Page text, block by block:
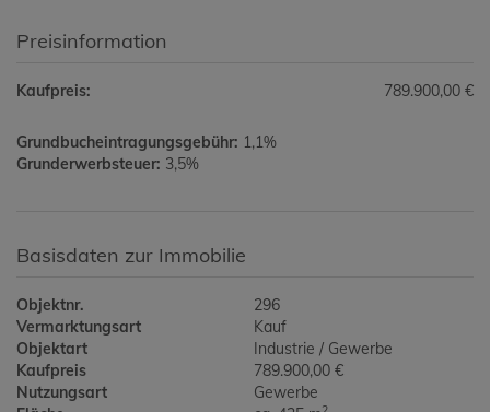
Preisinformation
Kaufpreis: 789.900,00 €
Grundbucheintragungsgebühr: 1,1%
Grunderwerbsteuer: 3,5%
Basisdaten zur Immobilie
Objektnr.
296
Vermarktungsart
Kauf
Objektart
Industrie / Gewerbe
Kaufpreis
789.900,00 €
Nutzungsart
Gewerbe